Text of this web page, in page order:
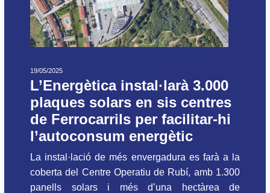
19/05/2025
L’Energètica instal·larà 3.000
plaques solars en sis centres
de Ferrocarrils per facilitar-hi
l’autoconsum energètic
La instal·lació de més envergadura es farà a la
coberta del Centre Operatiu de Rubí, amb 1.300
panells solars i més d’una hectàrea de